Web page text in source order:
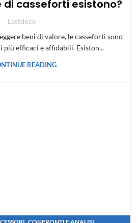
di casseforti esistono?
Lastdock
beni di valore, le casseforti sono
più efficaci e affidabili. Esiston...
READING